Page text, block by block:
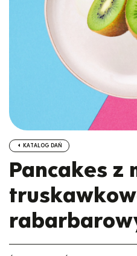
KATALOG DAŃ
Pancakes z